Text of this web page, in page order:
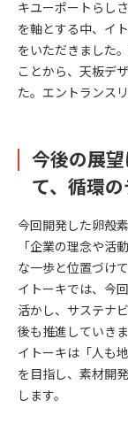
キユーポートらし
を軸とする中、イ
をいただきました
ことから、天板デ
た。エントランス
今後の展
て、循環
今回開発した卵殻
「企業の理念や活
な一歩と位置づけて
イトーキでは、今
活かし、サステナ
後も推進していきま
イトーキは「人も
を目指し、素材開
します。